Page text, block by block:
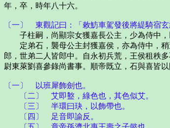
年，卒，時年八十六。
〔一〕 東觀記曰：「敕魴車駕發後將緹騎宿
子柱嗣，尚顯宗女獲嘉長公主，少為侍中，
定弟石，襲母公主封獲嘉侯，亦為侍中，稍
郎，世弟二人皆郎中。自永初兵荒，王侯租秩
尉東萊劉喜參錄尚書事。順帝既立，石與喜皆
〔一〕 以班犀飾劍也。
〔二〕 艾即盭，綠色也，其色似艾。
〔三〕 半環曰玦，以飾帶也。
〔四〕 足音即諭反。